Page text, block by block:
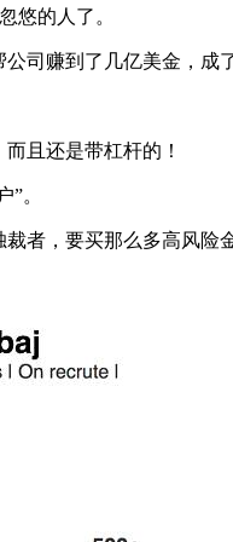
悠的人了。
司赚到了几亿美金，成
且还是带杠杆的！
。
者，要买那么多高风险